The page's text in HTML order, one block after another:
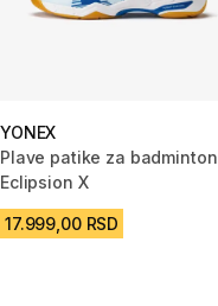
YONEX
Plave patike za badminton
Eclipsion X
17.999,00 RSD